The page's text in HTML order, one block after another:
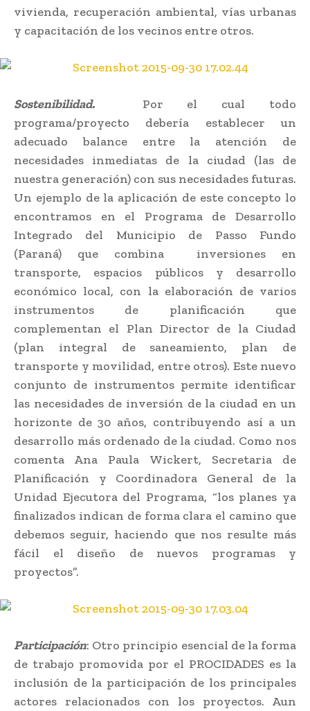
vivienda, recuperación ambiental, vías urbanas
y capacitación de los vecinos entre otros.
Sostenibilidad.
Por el cual todo
programa/proyecto debería establecer un
adecuado balance entre la atención de
necesidades inmediatas de la ciudad (las de
nuestra generación) con sus necesidades futuras.
Un ejemplo de la aplicación de este concepto lo
encontramos en el Programa de Desarrollo
Integrado del Municipio de Passo Fundo
(Paraná) que combina inversiones en
transporte, espacios públicos y desarrollo
económico local, con la elaboración de varios
instrumentos de planificación que
complementan el Plan Director de la Ciudad
(plan integral de saneamiento, plan de
transporte y movilidad, entre otros). Este nuevo
conjunto de instrumentos permite identificar
las necesidades de inversión de la ciudad en un
horizonte de 30 años, contribuyendo así a un
desarrollo más ordenado de la ciudad. Como nos
comenta Ana Paula Wickert, Secretaria de
Planificación y Coordinadora General de la
Unidad Ejecutora del Programa, “los planes ya
finalizados indican de forma clara el camino que
debemos seguir, haciendo que nos resulte más
fácil el diseño de nuevos programas y
proyectos”.
Participación: Otro principio esencial de la forma
de trabajo promovida por el PROCIDADES es la
inclusión de la participación de los principales
actores relacionados con los proyectos. Aun